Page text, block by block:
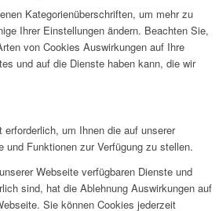
Kategorienüberschriften, um mehr zu
Ihrer Einstellungen ändern. Beachten Sie,
von Cookies Auswirkungen auf Ihre
und auf die Dienste haben kann, die wir
um Ihnen die auf unserer
und Funktionen zur Verfügung zu stellen.
Webseite verfügbaren Dienste und
sind, hat die Ablehnung Auswirkungen auf
Sie können Cookies jederzeit